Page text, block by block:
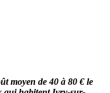
moyen de 40 à 80 € le